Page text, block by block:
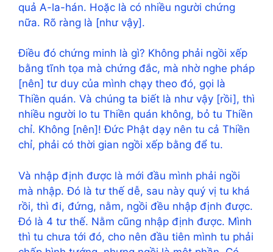
quả A-la-hán. Hoặc là có nhiều người chứng
nữa. Rõ ràng là [như vậy].
Điều đó chứng minh là gì? Không phải ngồi xếp
bằng tĩnh tọa mà chứng đắc, mà nhờ nghe pháp
[nên] tư duy của mình chạy theo đó, gọi là
Thiền quán. Và chúng ta biết là như vậy [rồi], thì
nhiều người lo tu Thiền quán không, bỏ tu Thiền
chỉ. Không [nên]! Đức Phật dạy nên tu cả Thiền
chỉ, phải có thời gian ngồi xếp bằng để tu.
Và nhập định được là mới đầu mình phải ngồi
mà nhập. Đó là tư thế dễ, sau này quý vị tu khá
rồi, thì đi, đứng, nằm, ngồi đều nhập định được.
Đó là 4 tư thế. Nằm cũng nhập định được. Mình
thì tu chưa tới đó, cho nên đầu tiên mình tu phải